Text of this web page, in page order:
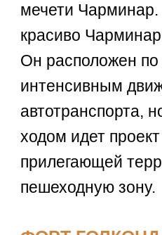
мечети
красиво
Он расположен по
интенсивным
автотранспорта,
ходом идет
прилегающей
пешеходную зону.